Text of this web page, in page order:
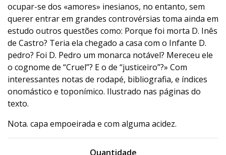
ocupar-se dos «amores» inesianos, no entanto, sem
querer entrar em grandes controvérsias toma ainda em
estudo outros questões como: Porque foi morta D. Inês
de Castro? Teria ela chegado a casa com o Infante D.
pedro? Foi D. Pedro um monarca notável? Mereceu ele
o cognome de “Cruel”? E o de “justiceiro”?» Com
interessantes notas de rodapé, bibliografia, e índices
onomástico e toponímico. Ilustrado nas páginas do
texto.
Nota. capa empoeirada e com alguma acidez.
Quantidade